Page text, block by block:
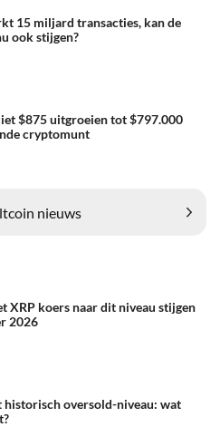
15 miljard transacties, kan de
ook stijgen?
$875 uitgroeien tot $797.000
cryptomunt
nieuws
XRP koers naar dit niveau stijgen
2026
historisch oversold-niveau: wat